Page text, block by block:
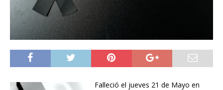
Falleció el jueves 21 de Mayo en